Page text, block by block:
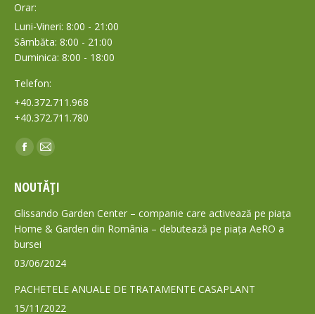
Orar:
Luni-Vineri: 8:00 - 21:00
Sâmbăta: 8:00 - 21:00
Duminica: 8:00 - 18:00
Telefon:
+40.372.711.968
+40.372.711.780
Find us on:
Facebook
opens
in
new
window
Mail
opens
in
new
NOUTĂȚI
Glissando Garden Center – companie care activează pe piața
Home & Garden din România – debutează pe piața AeRO a
bursei
03/06/2024
PACHETELE ANUALE DE TRATAMENTE CASAPLANT
15/11/2022